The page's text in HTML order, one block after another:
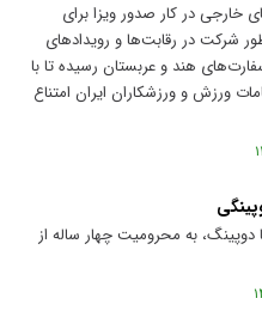
خارجی در کار صدور ویزا برای
شرکت در رقابت‌ها و رویداد‌های
هند و عربستان رسیده تا با
ورزش و ورزشکاران ایران امتناع
دوپینگ، به محرومیت چهار ساله از